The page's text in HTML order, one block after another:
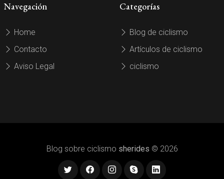
Navegación
Home
Contacto
Aviso Legal
Categorías
Blog de ciclismo
Artículos de ciclismo
ciclismo
Blog sobre ciclismo sherides © 2026